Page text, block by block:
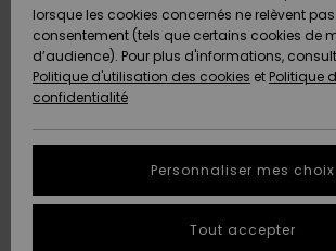
Nouveautés
A
Découvrir
Nouveautés
A
Découvrir
Découvrir
Communauté
AIDE &
CONTACT
Freedom
Protection
des
tailles
MAGASINS
QUIKSILVER
lorsque les cookies concernés ne relèvent
consentement (tels que certains cookies de
d’audience). Pour plus d'informations,
Politique d'utilisation des cookies et Politique
confidentialité
Personnaliser mes choix
Tout accepter